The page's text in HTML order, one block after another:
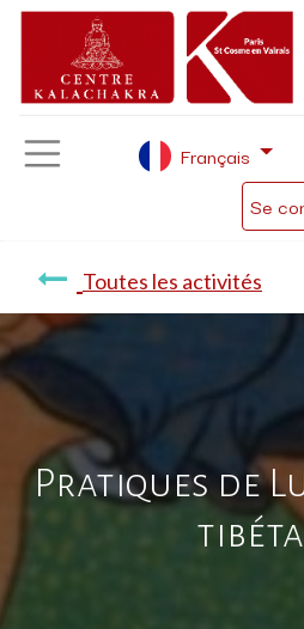
Se
Français
Toutes les activités
Pratiques de